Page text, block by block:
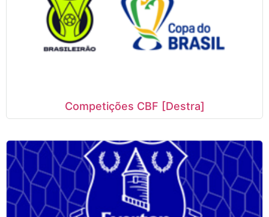
Competições CBF [Destra]